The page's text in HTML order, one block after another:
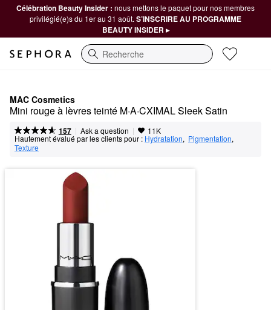
Célébration Beauty Insider : nous mettons le paquet pour nos membres
privilégié(e)s du 1er au 31 août. S’INSCRIRE AU PROGRAMME
BEAUTY INSIDER ▸
Recherche
MAC Cosmetics
Mini rouge à lèvres teinté M·A·CXIMAL Sleek Satin
157 | Ask a question | 11K
Hautement évalué par les clients pour : Hydratation, Pigmentation,
Texture